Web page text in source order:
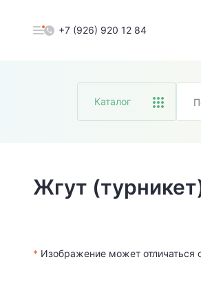
+7 (926) 920 12 84
Каталог
Жгут
* Изображение может отличаться